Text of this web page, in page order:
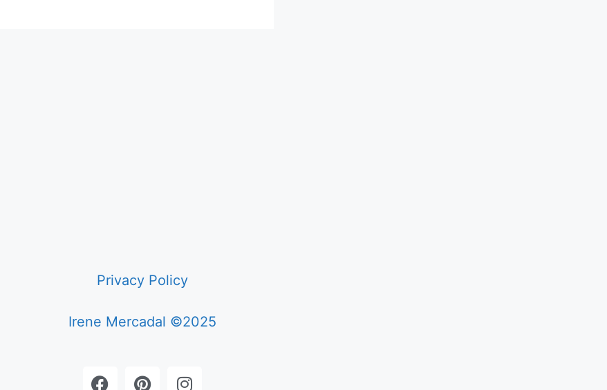
Privacy Policy
Irene Mercadal ©2025